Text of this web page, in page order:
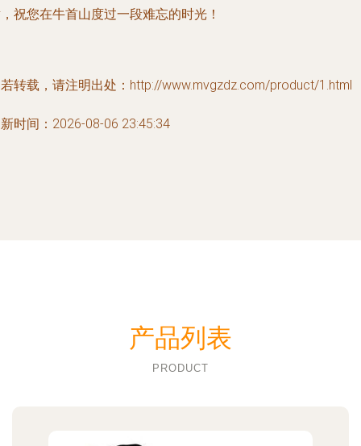
祝您在牛首山度过一段难忘的时光！
转载，请注明出处：http://www.mvgzdz.com/product/1.html
时间：2026-08-06 23:45:34
产品列表
PRODUCT